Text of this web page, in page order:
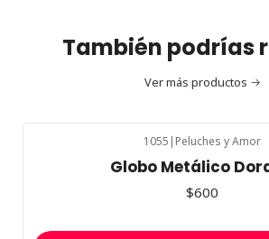
También podrías
Ver más productos
1055 | Peluches y Amor
Globo Metálico
$600